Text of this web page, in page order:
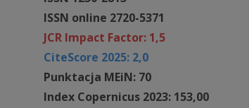
ISSN online 2720-5371
JCR Impact Factor: 1,5
CiteScore 2025: 2,0
Punktacja MEiN: 70
Index Copernicus 2023: 153,00